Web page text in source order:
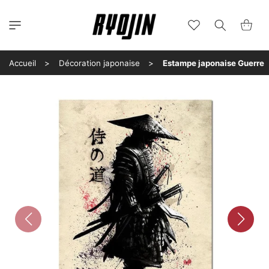
au
contenu
Wishlist Panier
Accueil Décoration japonaise Estampe japonaise Guerre